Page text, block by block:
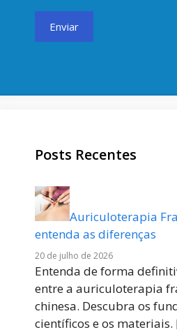
Posts Recentes
Auriculoterapia
entenda as diferenças
20 de julho de 2026
Entenda de forma
entre a auriculoterapia
chinesa. Descubra os
científicos e os materiais.